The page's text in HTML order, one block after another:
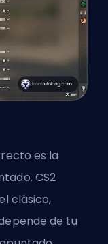
es la
CS2
clásico,
de tu